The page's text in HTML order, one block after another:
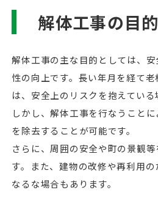
解体工事の目
解体工事の主な目的としては、
性の向上です。長い年月を経て
は、安全上のリスクを抱えている
しかし、解体工事を行なうこと
を除去することが可能です。
さらに、周囲の安全や町の景観
す。また、建物の改修や再利用
なるな場合もあります。